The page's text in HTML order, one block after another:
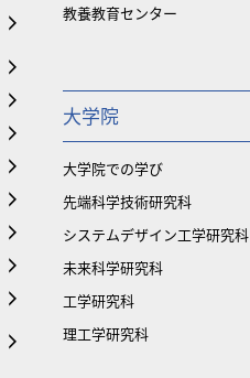
教養教育センター
大学院
大学院での学び
先端科学技術研究科
システムデザイン工学研究科
未来科学研究科
工学研究科
理工学研究科